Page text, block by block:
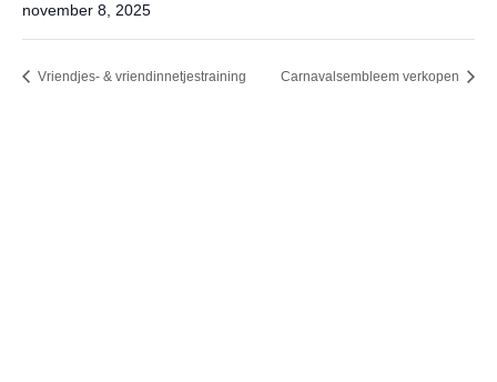
november 8, 2025
Vriendjes- & vriendinnetjestraining Carnavalsembleem verkopen